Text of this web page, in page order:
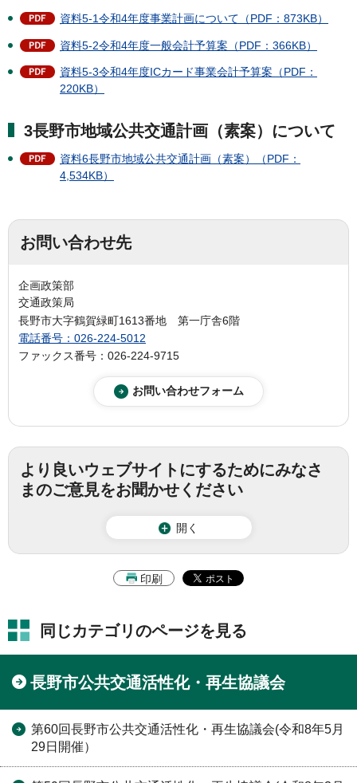
資料5-1令和4年度事業計画について（PDF：873KB）
資料5-2令和4年度一般会計予算案（PDF：366KB）
資料5-3令和4年度ICカード事業会計予算案（PDF：
220KB）
3長野市地域公共交通計画（素案）について
資料6長野市地域公共交通計画（素案）（PDF：
4,534KB）
お問い合わせ先
企画政策部
交通政策局
長野市大字鶴賀緑町1613番地 第一庁舎6階
電話番号：026-224-5012
ファックス番号：026-224-9715
より良いウェブサイトにするためにみなさ
まのご意見をお聞かせください
開く
印刷
同じカテゴリのページを見る
長野市公共交通活性化・再生協議会
第60回長野市公共交通活性化・再生協議会(令和8年5月
29日開催）